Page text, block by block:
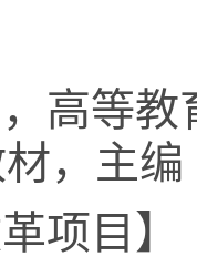
，高等
，主编
项目】